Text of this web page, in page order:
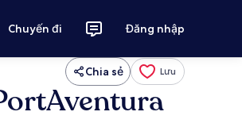
Chuyến đi Đăng nhập
Chia sẻ Lưu